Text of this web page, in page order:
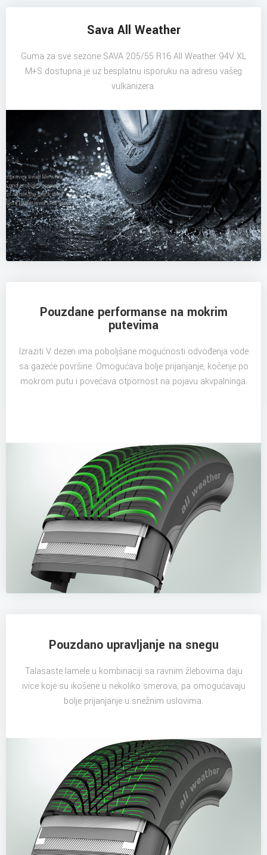
Sava All Weather
Guma za sve sezone SAVA 205/55 R16 All Weather 94V XL
M+S dostupna je uz besplatnu isporuku na adresu vašeg
vulkanizera.
Pouzdane performanse na mokrim
putevima
Izraziti V dezen ima poboljšane mogućnosti odvođenja vode
sa gazeće površine. Omogućava bolje prijanjanje, kočenje po
mokrom putu i povećava otpornost na pojavu akvpalninga.
Pouzdano upravljanje na snegu
Talasaste lamele u kombinaciji sa ravnim žlebovima daju
ivice koje su ikošene u nekoliko smerova, pa omogućavaju
bolje prijanjanje u snežnim uslovima.